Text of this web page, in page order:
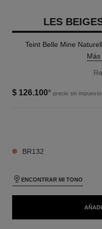
LES
Teint Belle Mine
$ 126.100* precio sin
BR132
ENCONTRAR MI TONO